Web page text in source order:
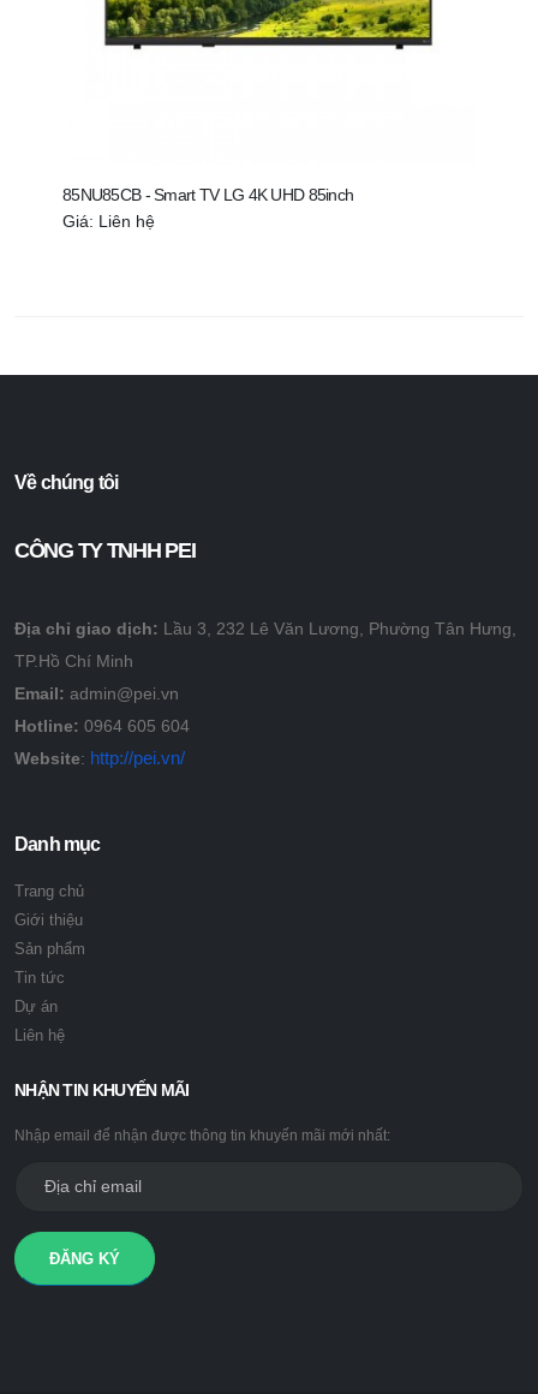
85NU85CB - Smart TV LG 4K UHD 85inch
Giá: Liên hệ
Về chúng tôi
CÔNG TY TNHH PEI
Địa chỉ giao dịch: Lầu 3, 232 Lê Văn Lương, Phường Tân Hưng,
TP.Hồ Chí Minh
Email: admin@pei.vn
Hotline: 0964 605 604
Website: http://pei.vn/
Danh mục
Trang chủ
Giới thiệu
Sản phẩm
Tin tức
Dự án
Liên hệ
NHẬN TIN KHUYẾN MÃI
Nhập email để nhận được thông tin khuyến mãi mới nhất:
ĐĂNG KÝ